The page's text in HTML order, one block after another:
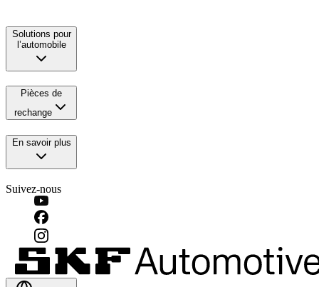
Solutions pour
l’automobile
Pièces de
rechange
En savoir plus
Suivez-nous